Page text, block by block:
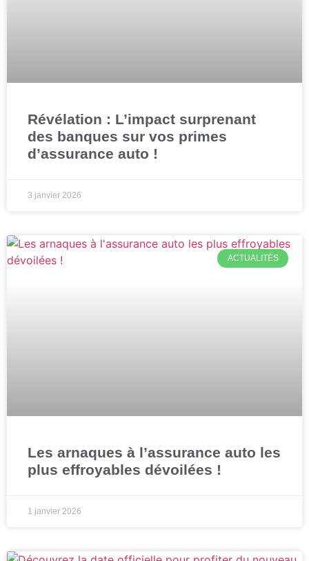
Révélation : L’impact surprenant
des banques sur vos primes
d’assurance auto !
3 janvier 2026
ACTUALITÉS
Les arnaques à l’assurance auto les
plus effroyables dévoilées !
1 janvier 2026